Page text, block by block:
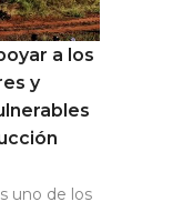
a los
y
uno de los